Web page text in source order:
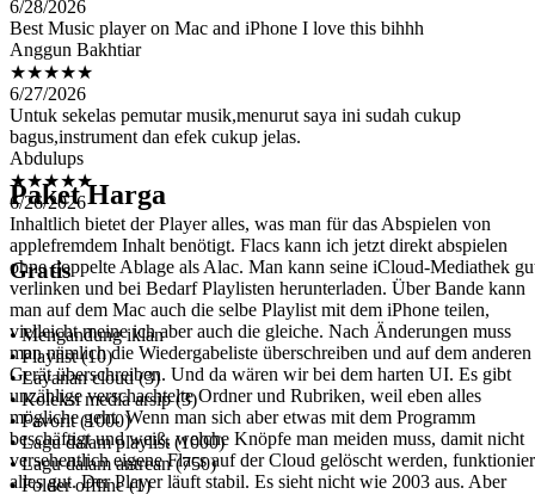
Anggun Bakhtiar
★★★★★
6/27/2026
Untuk sekelas pemutar musik,menurut saya ini sudah cukup
bagus,instrument dan efek cukup jelas.
Abdulups
★★★★★
6/26/2026
Inhaltlich bietet der Player alles, was man für das Abspielen von
applefremdem Inhalt benötigt. Flacs kann ich jetzt direkt abspielen
ohne doppelte Ablage als Alac. Man kann seine iCloud-Mediathek
verlinken und bei Bedarf Playlisten herunterladen. Über Bande kann
man auf dem Mac auch die selbe Playlist mit dem iPhone teilen,
vielleicht meine ich aber auch die gleiche. Nach Änderungen muss
man nämlich die Wiedergabeliste überschreiben und auf dem anderen
Gerät überschreiben. Und da wären wir bei dem harten UI. Es gibt
unzählige verschachtelte Ordner und Rubriken, weil eben alles
mögliche geht. Wenn man sich aber etwas mit dem Programm
beschäftigt und weiß, welche Knöpfe man meiden muss, damit nicht
versehentlich eigene Flacs auf der Cloud gelöscht werden,
alles gut. Der Player läuft stabil. Es sieht nicht wie 2003 aus. Aber
eben auch nicht ganz wie 2026. Sehr gute App ! Lob an die
Entwicklung
Paket Harga
Gratis
• Mengandung iklan
• Playlist (10)
• Layanan cloud (3)
• Koleksi media arsip (3)
• Favorit (1000)
• Lagu dalam playlist (1000)
• Lagu dalam antrean (750)
• Folder offline (1)